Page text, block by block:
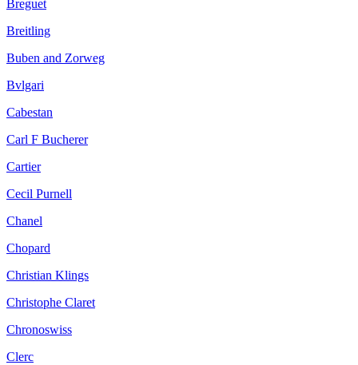
Breguet
Breitling
Buben and Zorweg
Bvlgari
Cabestan
Carl F Bucherer
Cartier
Cecil Purnell
Chanel
Chopard
Christian Klings
Christophe Claret
Chronoswiss
Clerc